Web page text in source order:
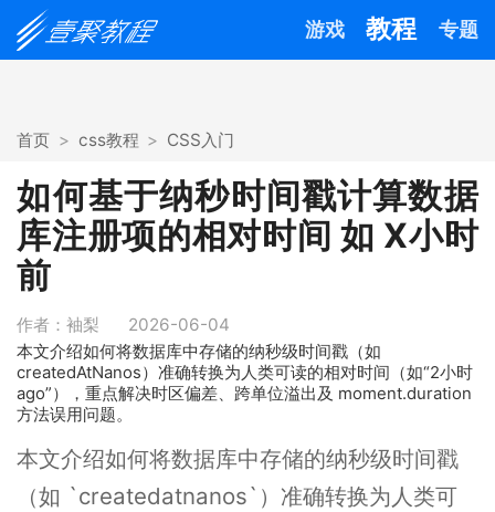
游戏 教程 专题
首页 css教程 CSS入门
如何基于纳秒时间戳计算数据
库注册项的相对时间 如 X小时
前
作者：袖梨 2026-06-04
本文介绍如何将数据库中存储的纳秒级时间戳（如
createdAtNanos）准确转换为人类可读的相对时间（如“2小时
ago”），重点解决时区偏差、跨单位溢出及 moment.duration
方法误用问题。
本文介绍如何将数据库中存储的纳秒级时间戳
（如 `createdatnanos`）准确转换为人类可